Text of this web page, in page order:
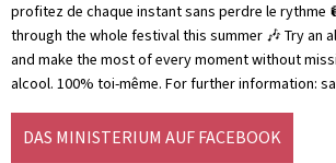
profitez de chaque instant sans perdre le
through the whole festival this summer 🎶 Try an
and make the most of every moment without
alcool. 100% toi-même. For further information:
DAS MINISTERIUM AUF FACEBOOK